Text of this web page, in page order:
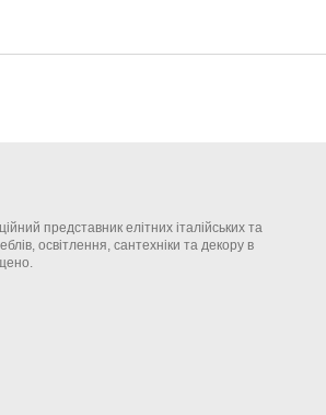
представник елітних італійських та
освітлення, сантехніки та декору в